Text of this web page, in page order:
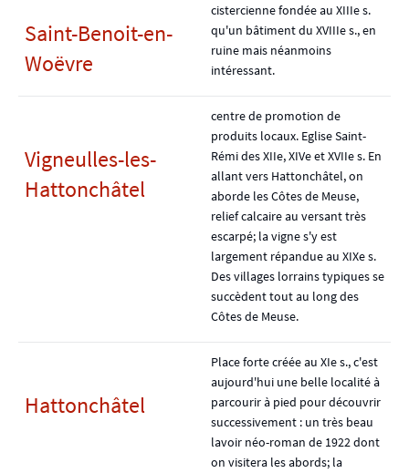
Saint-Benoit-en-
Woëvre
cistercienne fondée au XIIIe s.
qu'un bâtiment du XVIIIe s., en
ruine mais néanmoins
intéressant.
Vigneulles-les-
Hattonchâtel
centre de promotion de
produits locaux. Eglise Saint-
Rémi des XIIe, XIVe et XVIIe s. En
allant vers Hattonchâtel, on
aborde les Côtes de Meuse,
relief calcaire au versant très
escarpé; la vigne s'y est
largement répandue au XIXe s.
Des villages lorrains typiques se
succèdent tout au long des
Côtes de Meuse.
Hattonchâtel
Place forte créée au XIe s., c'est
aujourd'hui une belle localité à
parcourir à pied pour découvrir
successivement : un très beau
lavoir néo-roman de 1922 dont
on visitera les abords; la